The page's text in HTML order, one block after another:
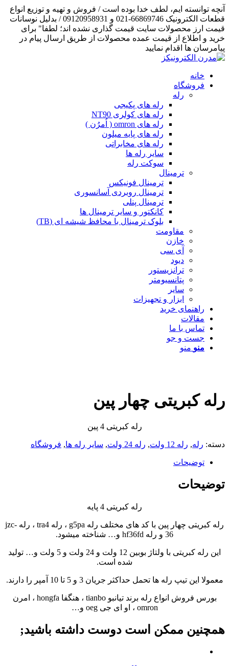
آنچه توانسته ایم، لطف خدا بوده است / فروش و تهیه و توزیع انواع
قطعات الکترونیک 66869746-021 و 09120958931 / بدلیل نوسانات
قیمت ارز محصولات سایت قیمت گذاری نشده اند؛ لطفا" برای
خرید و اطلاع از قیمت عمده محصولات از طریق ارسال پیام در
پیامرسان ها اقدام نمایید
خانه
فروشگاه
رله
رله های پکیجی
رله های کولری NT90
رله های omron ( اُمرُن )
رله های پایه میلون
رله های مخابراتی
سایر رله ها
سوکت رله
ترمینال
ترمینال فونیکس
ترمینال روبردی آسانسوری
ترمینال پنلی
کانکتور و سایر ترمینال ها
بلوک ترمینال با محافظ شیشه ای (TB)
مقاومت
خازن
آی سی
دیود
ترانزیستور
پتانسیومتر
سایر
ابزار و تجهیزات
راهنمای خرید
مقالات
تماس با ما
جست و جو
منو منو
رله کبریتی چهار پین
رله کبریتی 4 پین
دسته: رله, رله 12 ولت , رله 24 ولت , سایر رله ها, فروشگاه
توضیحات
توضیحات
رله کبریتی 4 پایه
رله کبریتی چهار پین با کد های مختلف رله g5pa ، رله tra4 ، رله jzc-
36 و رله hf36fd و… شناخته میشود.
این رله کبریتی با ولتاژ بوبین 12 ولت و 24 ولت و 5 ولت و… تولید
شده است.
معمولا این تیپ رله ها تحمل حداکثر جریان 3 و 5 تا 10 آمپر را دارند.
بورس فروش انواع رله برند تیانبو tianbo ، هنگفا hongfa ، امرن
omron ، او ای جی oeg و…
همچنین ممکن است دوست داشته باشید;